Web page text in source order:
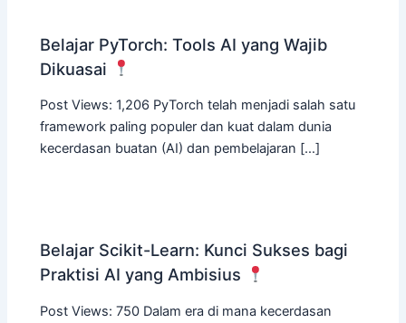
Belajar PyTorch: Tools AI yang Wajib
Dikuasai
Post Views: 1,206 PyTorch telah menjadi salah satu
framework paling populer dan kuat dalam dunia
kecerdasan buatan (AI) dan pembelajaran […]
Belajar Scikit-Learn: Kunci Sukses bagi
Praktisi AI yang Ambisius
Post Views: 750 Dalam era di mana kecerdasan